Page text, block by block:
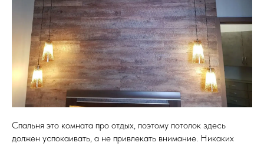
Спальня это комната про отдых, поэтому потолок здесь
должен успокаивать, а не привлекать внимание. Никаких